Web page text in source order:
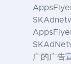
广的广告